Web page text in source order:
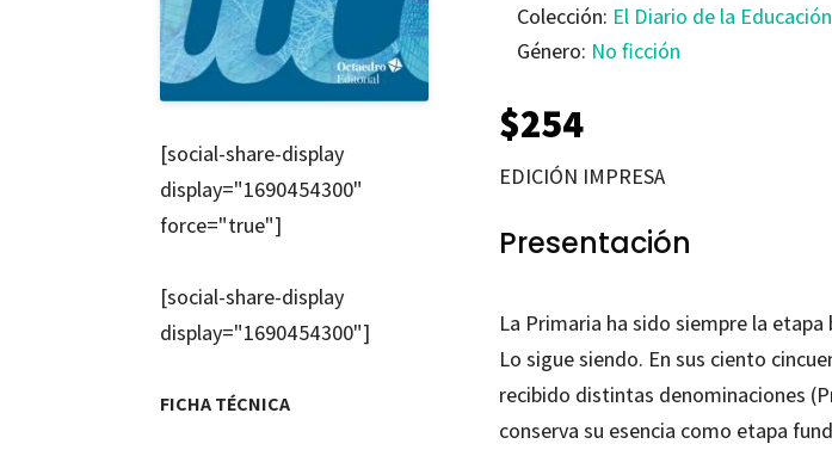
[social-share-display
display="1690454300"
force="true"]
[social-share-display
display="1690454300"]
FICHA TÉCNICA
Colección: El Diario de la Educación
Género: No ficción
$254
EDICIÓN IMPRESA
Presentación
La Primaria ha sido siempre la
Lo sigue siendo. En sus ciento
recibido distintas denominaciones
conserva su esencia como etapa